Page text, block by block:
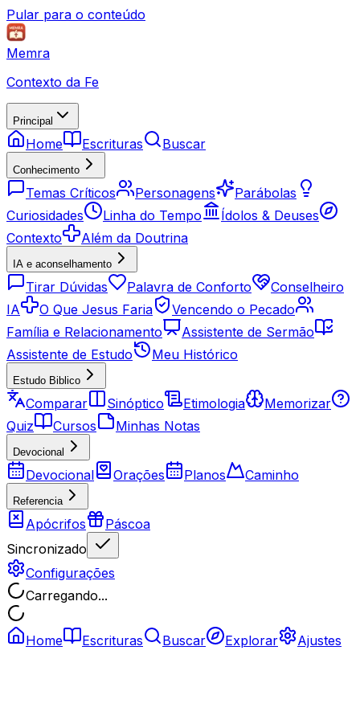
Pular para o conteúdo
Memra
Contexto da Fe
Principal
Home Escrituras Buscar
Conhecimento
Temas Críticos Personagens
Parábolas
Curiosidades
Linha do Tempo
Ídolos & Deuses
Contexto
Além da Doutrina
IA e aconselhamento
Tirar Dúvidas Palavra de Conforto
Conselheiro
IA
O Que Jesus Faria
Vencendo o Pecado
Família e Relacionamento
Assistente de Sermão
Assistente de Estudo
Meu Histórico
Estudo Biblico
Comparar Sinóptico Etimologia
Memorizar
Quiz
Cursos Minhas Notas
Devocional
Devocional Orações Planos Caminho
Referencia
Apócrifos
Páscoa
Sincronizado
Configurações
Carregando...
Home Escrituras Buscar Explorar Ajustes